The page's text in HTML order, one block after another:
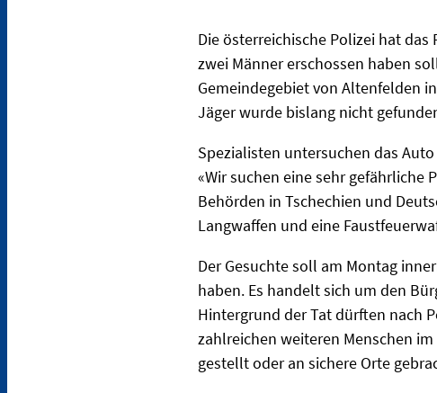
Die österreichische Polizei hat
zwei Männer erschossen haben
Gemeindegebiet von Altenfelden
Jäger wurde bislang nicht
Spezialisten untersuchen das
«Wir suchen eine sehr gefährliche
Behörden in Tschechien und
Langwaffen und eine
Der Gesuchte soll am Montag
haben. Es handelt sich um den
Hintergrund der Tat dürften nach
zahlreichen weiteren Menschen
gestellt oder an sichere Orte